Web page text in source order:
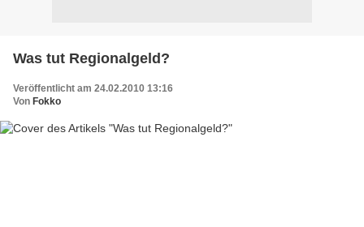
Was tut Regionalgeld?
Veröffentlicht am 24.02.2010 13:16
Von Fokko